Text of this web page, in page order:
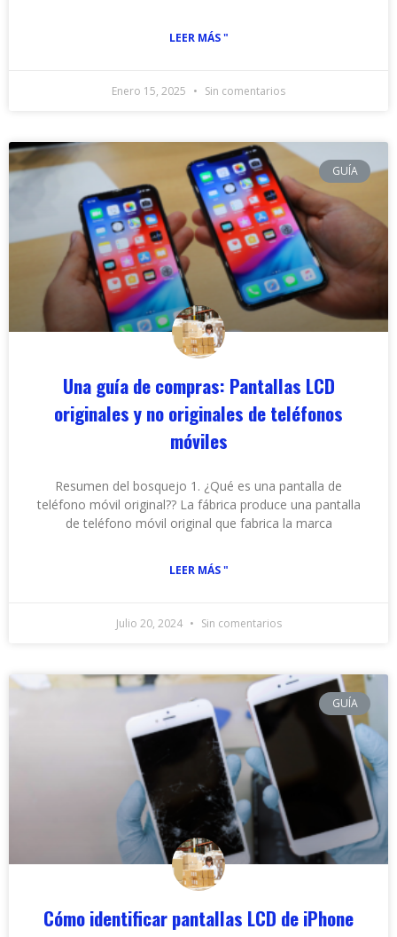
LEER MÁS "
Enero 15, 2025 Sin comentarios
GUÍA
Una guía de compras: Pantallas LCD
originales y no originales de teléfonos
móviles
Resumen del bosquejo 1. ¿Qué es una pantalla de
teléfono móvil original?? La fábrica produce una pantalla
de teléfono móvil original que fabrica la marca
LEER MÁS "
Julio 20, 2024 Sin comentarios
GUÍA
Cómo identificar pantallas LCD de iPhone